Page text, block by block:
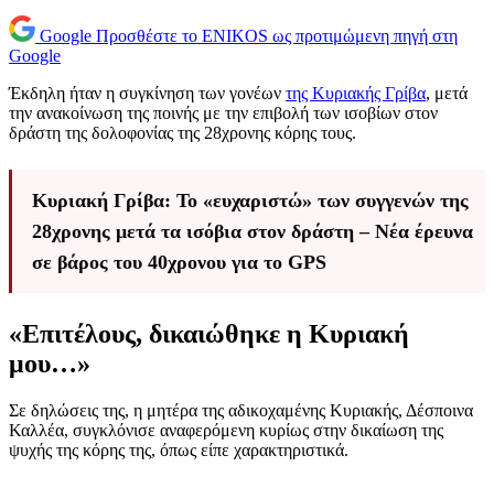
Google Προσθέστε το ENIKOS ως προτιμώμενη πηγή στη
Google
Έκδηλη ήταν η συγκίνηση των γονέων της Κυριακής Γρίβα, μετά
την ανακοίνωση της ποινής με την επιβολή των ισοβίων στον
δράστη της δολοφονίας της 28χρονης κόρης τους.
Κυριακή Γρίβα: Το «ευχαριστώ» των συγγενών της
28χρονης μετά τα ισόβια στον δράστη – Νέα έρευνα
σε βάρος του 40χρονου για το GPS
«Επιτέλους, δικαιώθηκε η Κυριακή
μου…»
Σε δηλώσεις της, η μητέρα της αδικοχαμένης Κυριακής, Δέσποινα
Καλλέα, συγκλόνισε αναφερόμενη κυρίως στην δικαίωση της
ψυχής της κόρης της, όπως είπε χαρακτηριστικά.